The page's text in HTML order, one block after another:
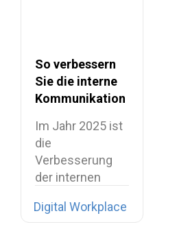
So verbessern
Sie die interne
Kommunikation
Im Jahr 2025 ist
die
Verbesserung
der internen
längst nicht
Digital Workplace